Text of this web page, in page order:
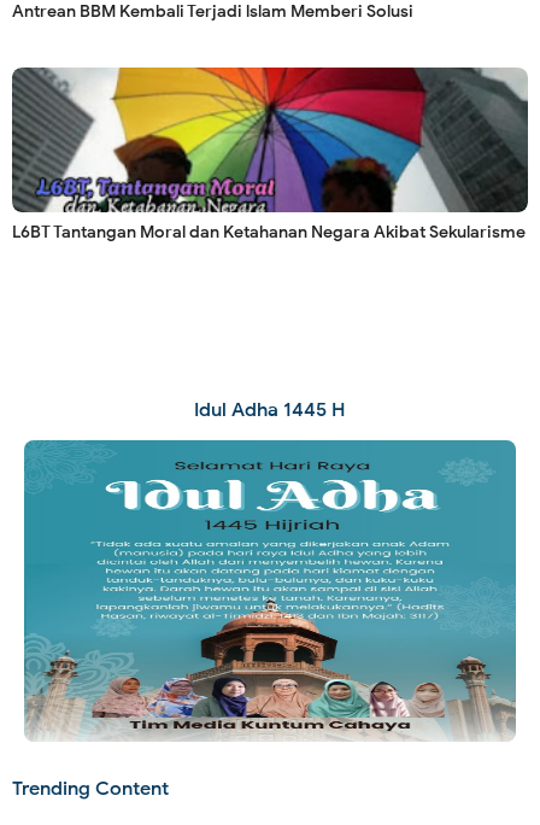
Antrean BBM Kembali Terjadi lslam Memberi Solusi
L6BT Tantangan Moral dan Ketahanan Negara Akibat Sekularisme
Idul Adha 1445 H
Trending Content